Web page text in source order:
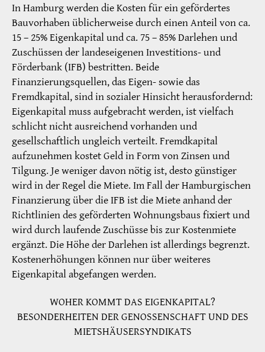
In Hamburg werden die Kosten für ein gefördertes
Bauvorhaben üblicherweise durch einen Anteil von ca.
15 – 25% Eigenkapital und ca. 75 – 85% Darlehen und
Zuschüssen der landeseigenen Investitions- und
Förderbank (IFB) bestritten. Beide
Finanzierungsquellen, das Eigen- sowie das
Fremdkapital, sind in sozialer Hinsicht herausfordernd:
Eigenkapital muss aufgebracht werden, ist vielfach
schlicht nicht ausreichend vorhanden und
gesellschaftlich ungleich verteilt. Fremdkapital
aufzunehmen kostet Geld in Form von Zinsen und
Tilgung. Je weniger davon nötig ist, desto günstiger
wird in der Regel die Miete. Im Fall der Hamburgischen
Finanzierung über die IFB ist die Miete anhand der
Richtlinien des geförderten Wohnungsbaus fixiert und
wird durch laufende Zuschüsse bis zur Kostenmiete
ergänzt. Die Höhe der Darlehen ist allerdings begrenzt.
Kostenerhöhungen können nur über weiteres
Eigenkapital abgefangen werden.
WOHER KOMMT DAS EIGENKAPITAL?
BESONDERHEITEN DER GENOSSENSCHAFT UND DES
MIETSHÄUSERSYNDIKATS